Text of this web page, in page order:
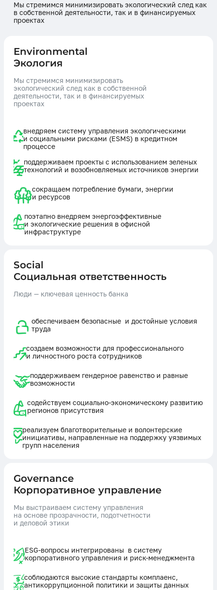
Мы стремимся минимизировать экологический след как
в собственной деятельности, так и в финансируемых
проектах
Environmental
Экология
Мы стремимся минимизировать
экологический след как в собственной
деятельности, так и в финансируемых
проектах
внедряем систему управления экологическими
и социальными рисками (ESMS) в кредитном
процессе
поддерживаем проекты с использованием зеленых
технологий и возобновляемых источников энергии
сокращаем потребление бумаги, энергии
и ресурсов
поэтапно внедряем энергоэффективные
и экологические решения в офисной
инфраструктуре
Social
Социальная ответственность
Люди — ключевая ценность банка
обеспечиваем безопасные и достойные условия
труда
создаем возможности для профессионального
и личностного роста сотрудников
поддерживаем гендерное равенство и равные
возможности
содействуем социально-экономическому развитию
регионов присутствия
реализуем благотворительные и волонтерские
инициативы, направленные на поддержку уязвимых
групп населения
Governance
Корпоративное управление
Мы выстраиваем систему управления
на основе прозрачности, подотчетности
и деловой этики
ESG-вопросы интегрированы в систему
корпоративного управления и риск-менеджмента
соблюдаются высокие стандарты комплаенс,
антикоррупционной политики и защиты данных